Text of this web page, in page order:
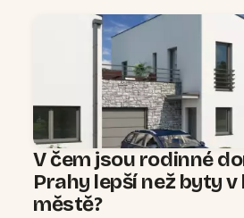
V čem jsou rodinné
Prahy lepší než byty
městě?